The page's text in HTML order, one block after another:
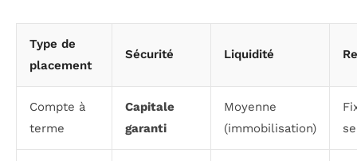
Type de
placement
Sécurité Liquidité
Compte à
terme
Capitale
garanti
Moyenne
(immobilisation)